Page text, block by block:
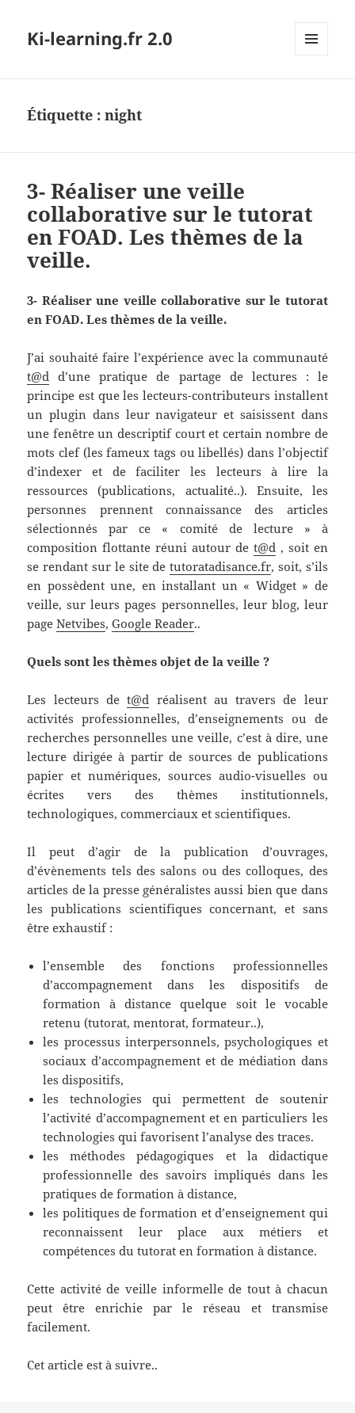
Ki-learning.fr 2.0
Étiquette :night
3- Réaliser une veille
collaborative sur le tutorat
en FOAD. Les thèmes de la
veille.
3- Réaliser une veille collaborative sur le tutorat
en FOAD. Les thèmes de la veille.
J’ai souhaité faire l’expérience avec la communauté
t@d d’une pratique de partage de lectures : le
principe est que les lecteurs-contributeurs installent
un plugin dans leur navigateur et saisissent dans
une fenêtre un descriptif court et certain nombre de
mots clef (les fameux tags ou libellés) dans l’objectif
d’indexer et de faciliter les lecteurs à lire la
ressources (publications, actualité..). Ensuite, les
personnes prennent connaissance des articles
sélectionnés par ce « comité de lecture » à
composition flottante réuni autour de t@d, soit en
se rendant sur le site detutoratadisance.fr, soit, s’ils
en possèdent une, en installant un « Widget » de
veille, sur leurs pages personnelles, leur blog, leur
pageNetvibes,Google Reader..
Quels sont les thèmes objet de la veille ?
Les lecteurs det@d réalisent au travers de leur
activités professionnelles, d’enseignements ou de
recherches personnelles une veille, c’est à dire, une
lecture dirigée à partir de sources de publications
papier et numériques, sources audio-visuelles ou
écrites vers des thèmes institutionnels,
technologiques, commerciaux et scientifiques.
Il peut d’agir de la publication d’ouvrages,
d’évènements tels des salons ou des colloques, des
articles de la presse généralistes aussi bien que dans
les publications scientifiques concernant, et sans
être exhaustif :
l’ensemble des fonctions professionnelles
d’accompagnement dans les dispositifs de
formation à distance quelque soit le vocable
retenu (tutorat, mentorat, formateur..),
les processus interpersonnels, psychologiques et
sociaux d’accompagnement et de médiation dans
les dispositifs,
les technologies qui permettent de soutenir
l’activité d’accompagnement et en particuliers les
technologies qui favorisent l’analyse des traces.
les méthodes pédagogiques et la didactique
professionnelle des savoirs impliqués dans les
pratiques de formation à distance,
les politiques de formation et d’enseignement qui
reconnaissent leur place aux métiers et
compétences du tutorat en formation à distance.
Cette activité de veille informelle de tout à chacun
peut être enrichie par le réseau et transmise
facilement.
Cet article est à suivre..